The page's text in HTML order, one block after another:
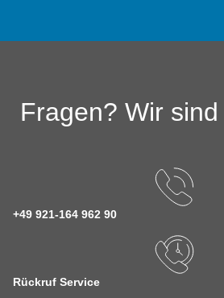
Fragen? Wir
+49 921-164 962 90
Rückruf Service